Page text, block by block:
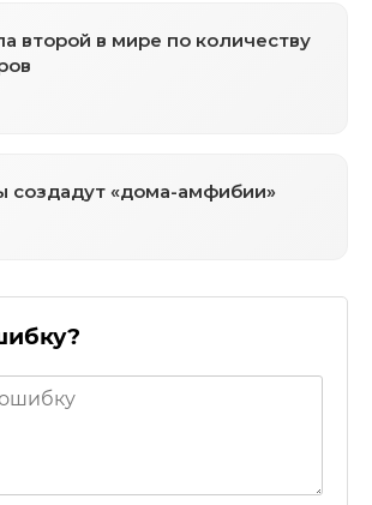
второй в мире по количеству
создадут «дома-амфибии»